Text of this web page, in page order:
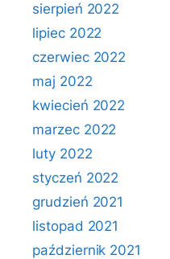
sierpień 2022
lipiec 2022
czerwiec 2022
maj 2022
kwiecień 2022
marzec 2022
luty 2022
styczeń 2022
grudzień 2021
listopad 2021
październik 2021